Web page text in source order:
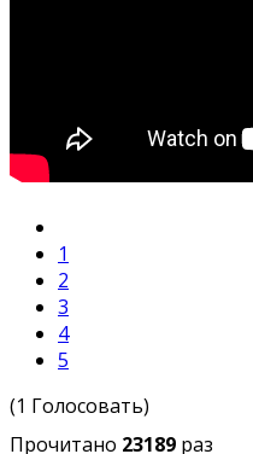
1
2
3
4
5
(1 Голосовать)
Прочитано 23189 раз